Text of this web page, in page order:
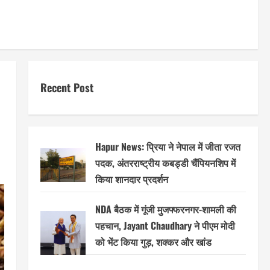
Recent Post
Hapur News: प्रिया ने नेपाल में जीता रजत
पदक, अंतरराष्ट्रीय कबड्डी चैंपियनशिप में
किया शानदार प्रदर्शन
NDA बैठक में गूंजी मुजफ्फरनगर-शामली की
पहचान, Jayant Chaudhary ने पीएम मोदी
को भेंट किया गुड़, शक्कर और खांड